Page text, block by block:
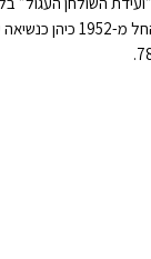
המדינה נבחר בן-צבי